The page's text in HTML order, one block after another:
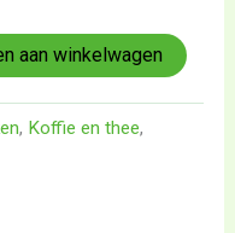
aan winkelwagen
, Koffie en thee,